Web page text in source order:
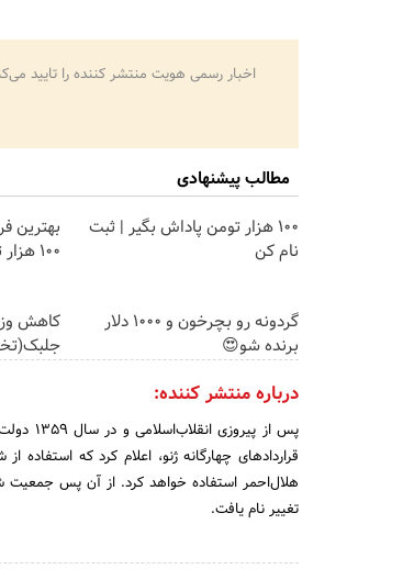
اخبار رسمی هویت منتشر کننده را
مطالب پیشنهادی
100 هزار تومن پاداش بگیر | ثبت
نام کن
بهترین
100 هزار تومان طلا بخر‼️
گردونه رو بچرخون و 1000 دلار
برنده شو😍
کاهش
درباره منتشر کننده:
پس از
قراردادهای چهارگانه ژنو، اعلام کرد که
هلال‌احمر استفاده خواهد کرد. از آن پس جمعیت
تغییر نام یافت.